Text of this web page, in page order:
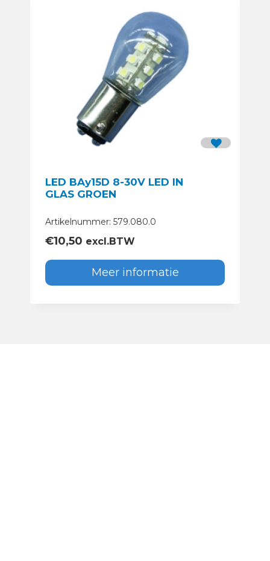
LED BAy15D 8-30V LED IN
GLAS GROEN
Artikelnummer: 579.080.0
€10,50 excl.BTW
Meer informatie